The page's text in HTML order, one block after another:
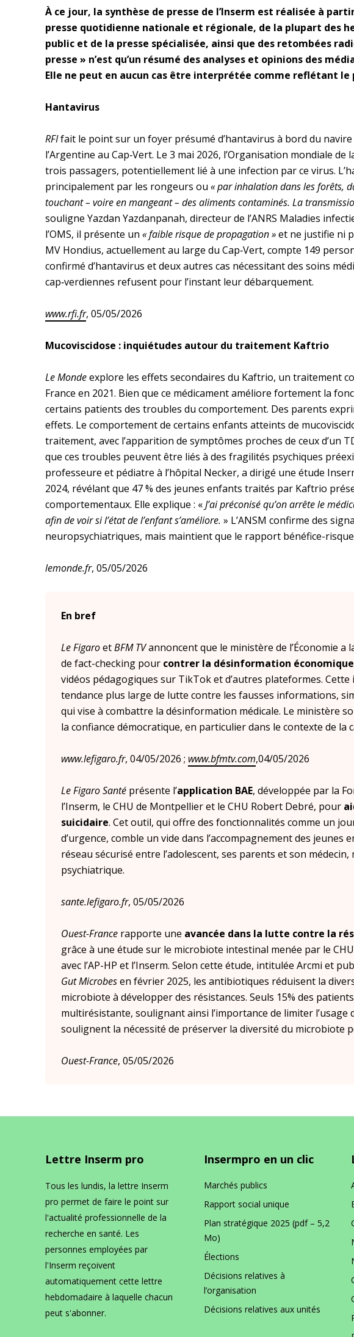
À ce jour, la synthèse de presse de l’Inserm est réalisée à
presse quotidienne nationale et régionale, de la plupart des
public et de la presse spécialisée, ainsi que des retombées
presse » n’est qu’un résumé des analyses et opinions des
Elle ne peut en aucun cas être interprétée comme reflétant le
Hantavirus
RFIfait le point sur un foyer présumé d’hantavirus à bord du
l’Argentine au Cap‑Vert. Le 3 mai 2026, l’Organisation mondiale de
trois passagers, potentiellement lié à une infection par ce virus.
principalement par les rongeurs ou « par inhalation dans les forêts,
touchant – voire en mangeant – des aliments contaminés. La
souligne Yazdan Yazdanpanah, directeur de l’ANRS Maladies
l’OMS, il présente un « faible risque de propagation »et ne justifie ni
MV Hondius, actuellement au large du Cap‑Vert, compte 149
confirmé d’hantavirus et deux autres cas nécessitant des soins
cap‑verdiennes refusent pour l’instant leur débarquement.
www.rfi.fr, 05/05/2026
Mucoviscidose : inquiétudes autour du traitement Kaftrio
Le Mondeexplore les effets secondaires du Kaftrio, un traitement
France en 2021. Bien que ce médicament améliore fortement la
certains patients des troubles du comportement. Des parents
effets. Le comportement de certains enfants atteints de
traitement, avec l’apparition de symptômes proches de ceux d’un
que ces troubles peuvent être liés à des fragilités psychiques
professeure et pédiatre à l’hôpital Necker, a dirigé une étude
2024, révélant que 47 % des jeunes enfants traités par Kaftrio
comportementaux. Elle explique : «J’ai préconisé qu’on arrête le
afin de voir si l’état de l’enfant s’améliore. » L’ANSM confirme des
neuropsychiatriques, mais maintient que le rapport bénéfice-
lemonde.fr, 05/05/2026
En bref
Le FigaroetBFM TVannoncent que le ministère de l’Économie a
de fact-checking pour contrer la désinformation
vidéos pédagogiques sur TikTok et d’autres plateformes. Cette
tendance plus large de lutte contre les fausses informations,
qui vise à combattre la désinformation médicale. Le ministère
la confiance démocratique, en particulier dans le contexte de la
www.lefigaro.fr, 04/05/2026 ; www.bfmtv.com,04/05/2026
Le Figaro Santé présente l’application BAE, développée par la
l’Inserm, le CHU de Montpellier et le CHU Robert Debré, pour
suicidaire. Cet outil, qui offre des fonctionnalités comme un
d’urgence, comble un vide dans l’accompagnement des jeunes
réseau sécurisé entre l’adolescent, ses parents et son
psychiatrique.
sante.lefigaro.fr, 05/05/2026
Ouest-France rapporte une avancée dans la lutte contre la
grâce à une étude sur le microbiote intestinal menée par le
avec l’AP-HP et l’Inserm. Selon cette étude, intitulée Arcmi et
Gut Microbesen février 2025, les antibiotiques réduisent la
microbiote à développer des résistances. Seuls 15% des
multirésistante, soulignant ainsi l’importance de limiter l’usage
soulignent la nécessité de préserver la diversité du microbiote
Ouest-France, 05/05/2026
Lettre Inserm pro
Tous les lundis, la lettre Inserm
pro permet de faire le point sur
l'actualité professionnelle de la
recherche en santé. Les
personnes employées par
l'Inserm reçoivent
automatiquement cette lettre
hebdomadaire à laquelle chacun
peut s'abonner.
Insermpro en un clic
Marchés publics
Rapport social unique
Plan stratégique 2025 (pdf – 5,2
Mo)
Élections
Décisions relatives à
l’organisation
Décisions relatives aux unités